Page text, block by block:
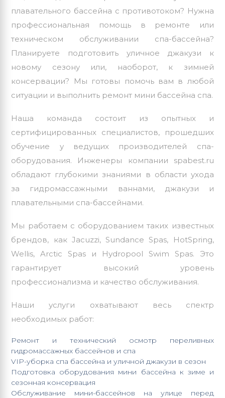
плавательного бассейна с противотоком? Нужна
профессиональная помощь в ремонте или
техническом обслуживании спа-бассейна?
Планируете подготовить уличное джакузи к
новому сезону или, наоборот, к зимней
консервации? Мы готовы помочь вам в любой
ситуации и выполнить ремонт мини бассейна спа.
Наша команда состоит из опытных и
сертифицированных специалистов, прошедших
обучение у ведущих производителей спа-
оборудования. Инженеры компании spabest.ru
обладают глубокими знаниями в области ухода
за гидромассажными ваннами, джакузи и
плавательными спа-бассейнами.
Мы работаем с оборудованием таких известных
брендов, как Jacuzzi, Sundance Spas,
HotSpring,
Wellis, Arctic Spas и Hydropool Swim Spas. Это
гарантирует высокий уровень
профессионализма и качество обслуживания.
Наши услуги охватывают весь спектр
необходимых работ:
Ремонт и технический осмотр переливных
гидромассажных бассейнов и спа
VIP-уборка спа бассейна и уличной джакузи в сезон
Подготовка оборудования мини бассейна к зиме и
сезонная консервация
Обслуживание мини-бассейнов на улице перед